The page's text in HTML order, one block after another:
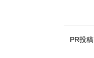
PR投稿